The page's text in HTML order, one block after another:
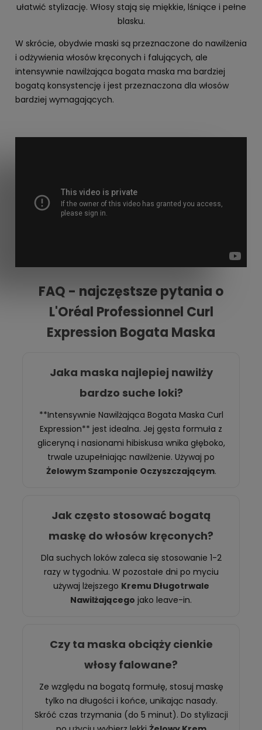
ułatwić stylizację. Włosy stają się miękkie, lśniące i pełne
blasku.
W skrócie, obydwie maski są przeznaczone do nawilżenia
i odżywienia włosów kręconych i falujących, ale
intensywnie nawilżająca bogata maska ma bardziej
bogatą konsystencję i jest przeznaczona dla włosów
bardziej wymagających.
FAQ - najczęstsze pytania o
L'Oréal Professionnel Curl
Expression Bogata Maska
Jaka maska najlepiej nawilży
bardzo suche loki?
**Intensywnie Nawilżająca Bogata Maska Curl
Expression** jest idealna. Jej gęsta formuła z
gliceryną i nasionami hibiskusa wnika głęboko,
trwale uzupełniając nawilżenie. Używaj po
Żelowym Szamponie Oczyszczającym.
Jak często stosować bogatą
maskę do włosów kręconych?
Dla suchych loków zaleca się stosowanie 1-2
razy w tygodniu. W pozostałe dni po myciu
używaj lżejszego Kremu Długotrwale
Nawilżającego jako leave-in.
Czy ta maska obciąży cienkie
włosy falowane?
Ze względu na bogatą formułę, stosuj maskę
tylko na długości i końce, unikając nasady.
Skróć czas trzymania (do 5 minut). Do stylizacji